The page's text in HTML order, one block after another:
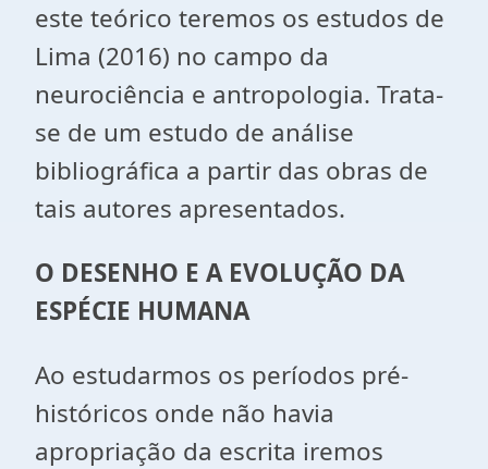
este teórico teremos os estudos de
Lima (2016) no campo da
neurociência e antropologia. Trata-
se de um estudo de análise
bibliográfica a partir das obras de
tais autores apresentados.
O DESENHO E A EVOLUÇÃO DA
ESPÉCIE HUMANA
Ao estudarmos os períodos pré-
históricos onde não havia
apropriação da escrita iremos